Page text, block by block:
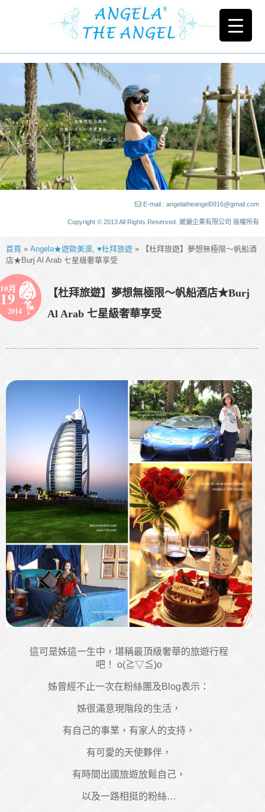
E-mail : angelatheangel0916@gmail.com
Copyright © 2013 All Rights Reserved. 崴儷企業有限公司 版權所有
首頁 » Angela★遊歐美澳, ♥杜拜旅遊 » 【杜拜旅遊】夢想無極限～帆船酒
店★Burj Al Arab 七星級奢華享受
10月
19
2014
【杜拜旅遊】夢想無極限～帆船酒店★Burj
Al Arab 七星級奢華享受
這可是姊這一生中，堪稱最頂級奢華的旅遊行程
吧！ o(≧▽≦)o
姊曾經不止一次在粉絲團及Blog表示：
姊很滿意現階段的生活，
有自己的事業，有家人的支持，
有可愛的天使夥伴，
有時間出國旅遊放鬆自己，
以及一路相挺的粉絲…